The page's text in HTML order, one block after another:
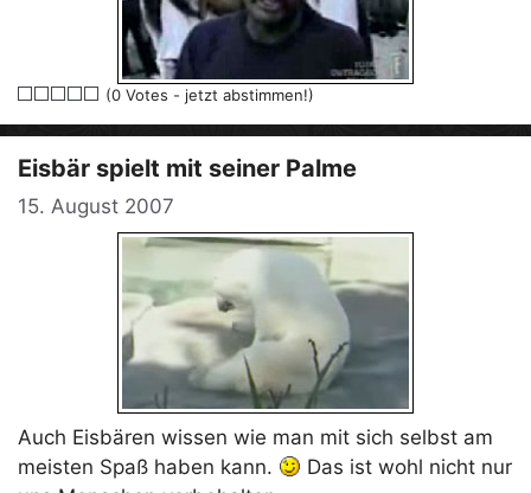
(0 Votes - jetzt abstimmen!)
Eisbär spielt mit seiner Palme
15. August 2007
Auch Eisbären wissen wie man mit sich selbst am
meisten Spaß haben kann.
Das ist wohl nicht nur